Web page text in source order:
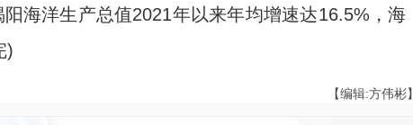
海洋生产总值2021年以来年均增速达16.5%，海
)
【编辑:方伟彬】